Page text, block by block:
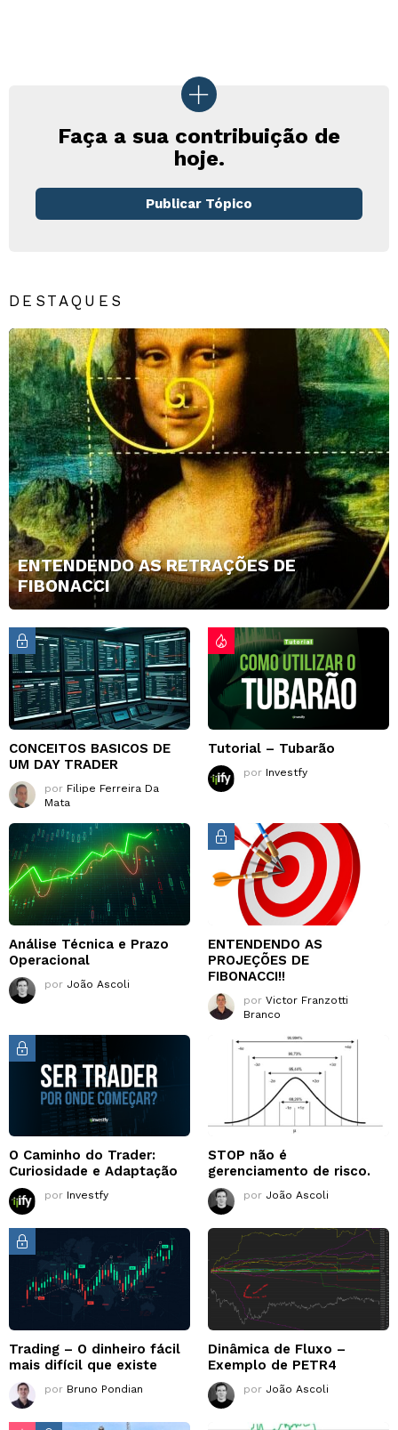
Faça a sua contribuição de
hoje.
Publicar Tópico
DESTAQUES
ENTENDENDO AS RETRAÇÕES DE
FIBONACCI
CONCEITOS BASICOS DE
UM DAY TRADER
por Filipe Ferreira Da
Mata
Tutorial – Tubarão
por Investfy
Análise Técnica e Prazo
Operacional
por João Ascoli
ENTENDENDO AS
PROJEÇÕES DE
FIBONACCI!!
por Victor Franzotti
Branco
O Caminho do Trader:
Curiosidade e Adaptação
por Investfy
STOP não é
gerenciamento de risco.
por João Ascoli
Trading – O dinheiro fácil
mais difícil que existe
por Bruno Pondian
Dinâmica de Fluxo –
Exemplo de PETR4
por João Ascoli